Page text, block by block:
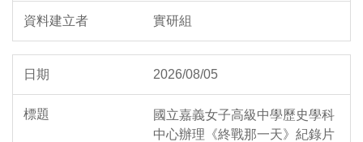
實研組
2026/08/05
國立嘉義女子高級中學歷史學科
中心辦理《終戰那一天》紀錄片